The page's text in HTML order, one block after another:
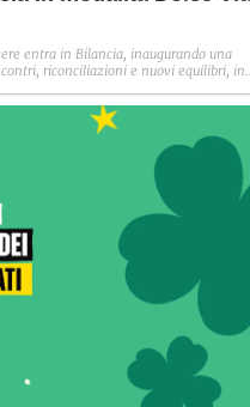
entra in Bilancia, inaugurando una
riconciliazioni e nuovi equilibri, in